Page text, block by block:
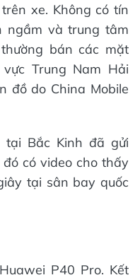
xe. Không có tín
ngầm và trung tâm
bán các mặt
Trung Nam Hải
đồ do China Mobile
tại Bắc Kinh đã gửi
có video cho thấy
tại sân bay quốc
P40 Pro. Kết